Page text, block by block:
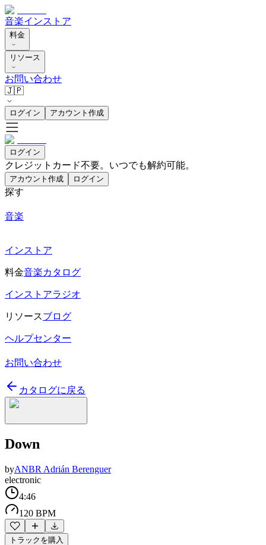
音楽インストア
料金
リソース
お問い合わせ
🇯🇵
ログイン アカウント作成
ログイン
クレジットカード不要。いつでも解約可能。
アカウント作成 ログイン
探す
音楽
インストア
料金音楽カタログ
インストアラジオ
リソースブログ
ヘルプセンター
お問い合わせ
カタログに戻る
Down
byANBR Adrián Berenguer
electronic
4:46
120 BPM
トラックを購入